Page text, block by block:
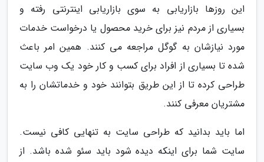
این روزها بازاریابی به سوی بازاریابی اینترنتی رفته و
بسیاری از مردم نیز برای خرید محصول یا درخواست خدمات
مورد نیازشان به گوگل مراجعه می کنند. همین امر باعث
شده تا بسیاری از افراد برای کسب و کار خود یک وب سایت
طراحی کرده تا از این طریق بتوانند خود و خدماتشان را به
مشتریان معرفی کنند.
اما باید بدانید که طراحی سایت به تنهایی کافی نیست.
سایت شما برای اینکه دیده شود باید سئو شده باشد. از